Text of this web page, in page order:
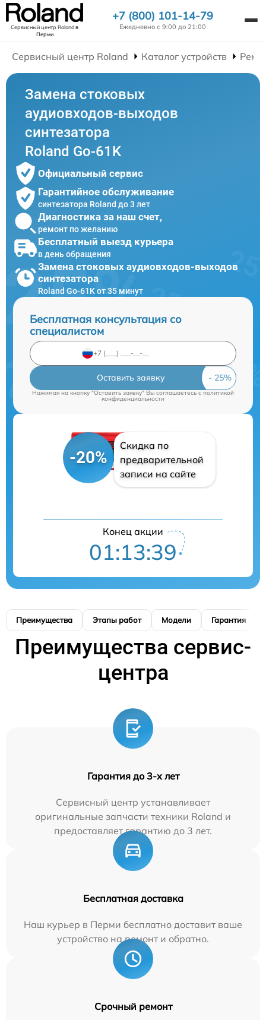
Сервисный центр Rolandв
Перми
+7 (800) 101-14-79
Ежедневно с 9:00 до 21:00
Сервисный центр Roland Каталог устройств
Замена стоковых
аудиовходов-выходов
синтезатора
Roland Go-61K
Официальный сервис
Гарантийное обслуживание
синтезатора Roland до 3 лет
Диагностика за наш счет,
ремонт по желанию
Бесплатный выезд курьера
в день обращения
Замена стоковых аудиовходов-выходов
синтезатора
Roland Go-61K от 35 минут
Бесплатная консультация со
специалистом
Оставить заявку
Нажимая на кнопку "Оставить заявку" Вы соглашаетесь cполитикой
конфиденциальности
-20%
Скидка по
предварительной
записи на сайте
Конец акции
01:13:38
Преимущества Этапы работ Модели Гарантия
Преимущества сервис-
центра
Гарантия до 3-х лет
Сервисный центр устанавливает
оригинальные запчасти техники Roland и
предоставляет гарантию до 3 лет.
Бесплатная доставка
Наш курьер в Перми бесплатно доставит ваше
устройство на ремонт и обратно.
Срочный ремонт